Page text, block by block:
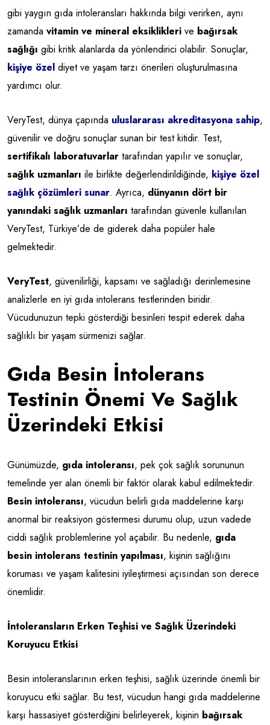
gibi yaygın gıda intoleransları hakkında bilgi verirken, aynı
zamanda vitamin ve mineral eksiklikleri ve bağırsak
sağlığı gibi kritik alanlarda da yönlendirici olabilir. Sonuçlar,
kişiye özel diyet ve yaşam tarzı önerileri oluşturulmasına
yardımcı olur.
VeryTest, dünya çapında uluslararası akreditasyona sahip,
güvenilir ve doğru sonuçlar sunan bir test kitidir. Test,
sertifikalı laboratuvarlar tarafından yapılır ve sonuçlar,
sağlık uzmanları ile birlikte değerlendirildiğinde, kişiye özel
sağlık çözümleri sunar. Ayrıca, dünyanın dört bir
yanındaki sağlık uzmanları tarafından güvenle kullanılan
VeryTest, Türkiye’de de giderek daha popüler hale
gelmektedir.
VeryTest, güvenilirliği, kapsamı ve sağladığı derinlemesine
analizlerle en iyi gıda intolerans testlerinden biridir.
Vücudunuzun tepki gösterdiği besinleri tespit ederek daha
sağlıklı bir yaşam sürmenizi sağlar.
Gıda Besin İntolerans
Testinin Önemi Ve Sağlık
Üzerindeki Etkisi
Günümüzde, gıda intoleransı, pek çok sağlık sorununun
temelinde yer alan önemli bir faktör olarak kabul edilmektedir.
Besin intoleransı, vücudun belirli gıda maddelerine karşı
anormal bir reaksiyon göstermesi durumu olup, uzun vadede
ciddi sağlık problemlerine yol açabilir. Bu nedenle, gıda
besin intolerans testinin yapılması, kişinin sağlığını
koruması ve yaşam kalitesini iyileştirmesi açısından son derece
önemlidir.
İntoleransların Erken Teşhisi ve Sağlık Üzerindeki
Koruyucu Etkisi
Besin intoleranslarının erken teşhisi, sağlık üzerinde önemli bir
koruyucu etki sağlar. Bu test, vücudun hangi gıda maddelerine
karşı hassasiyet gösterdiğini belirleyerek, kişinin bağırsak